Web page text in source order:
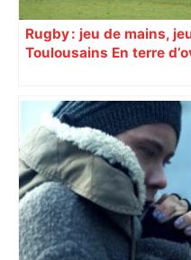
Rugby : jeu de mains,
Toulousains En terre
revendiquant surtout
mouvement, vif et
Décryptage. Série (4 / 10)